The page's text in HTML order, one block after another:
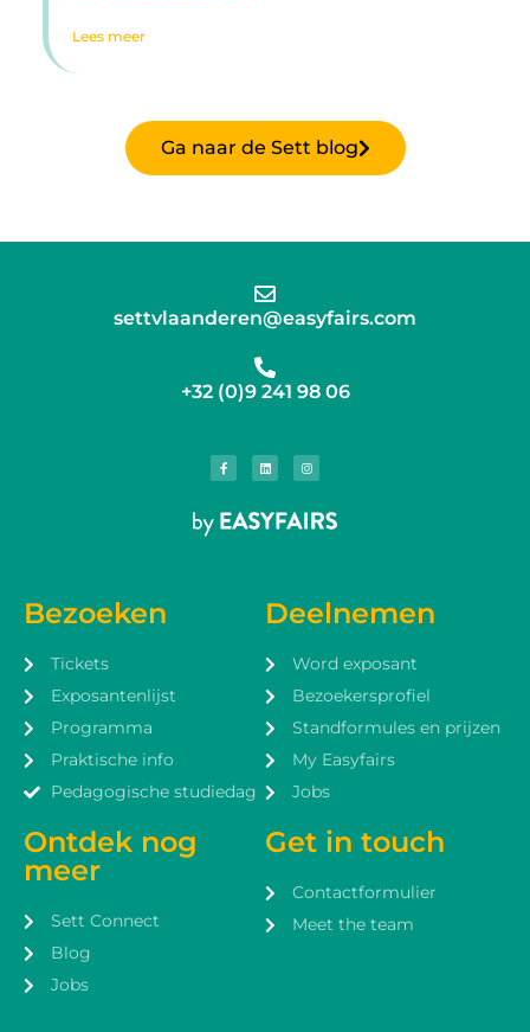
Lees meer
Ga naar de Sett blog
settvlaanderen@easyfairs.com
+32 (0)9 241 98 06
Bezoeken
Tickets
Exposantenlijst
Programma
Praktische info
Pedagogische studiedag
Ontdek nog
meer
Sett Connect
Blog
Jobs
Deelnemen
Word exposant
Bezoekersprofiel
Standformules en prijzen
My Easyfairs
Jobs
Get in touch
Contactformulier
Meet the team